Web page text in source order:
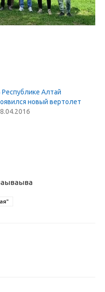
Республике Алтай
новый вертолет